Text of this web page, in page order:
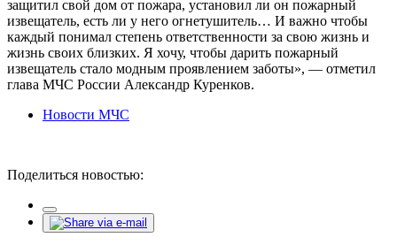
защитил свой дом от пожара, установил ли он пожарный
извещатель, есть ли у него огнетушитель… И важно чтобы
каждый понимал степень ответственности за свою жизнь и
жизнь своих близких. Я хочу, чтобы дарить пожарный
извещатель стало модным проявлением заботы», — отметил
глава МЧС России Александр Куренков.
Новости МЧС
Поделиться новостью: